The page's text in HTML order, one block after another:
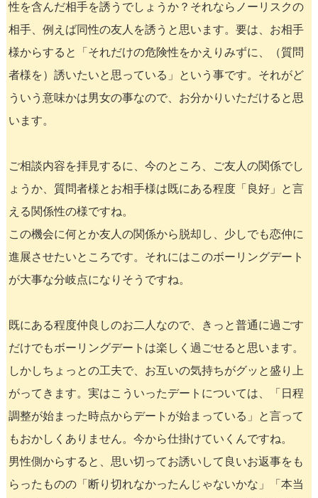
性を含んだ相手を誘うでしょうか？それならノーリスクの
相手、例えば同性の友人を誘うと思います。要は、お相手
様からすると「それだけの危険性をかえりみずに、（質問
者様を）誘いたいと思っている」という事です。それがど
ういう意味かは男女の事なので、お分かりいただけると思
います。
ご相談内容を拝見するに、今のところ、ご友人の関係でし
ょうか、質問者様とお相手様は既にある程度「良好」と言
える関係性の様ですね。
この機会に何とか友人の関係から脱却し、少しでも恋仲に
進展させたいところです。それにはこのボーリングデート
が大事な分岐点になりそうですね。
既にある程度仲良しのお二人なので、きっと普通に過ごす
だけでもボーリングデートは楽しく過ごせると思います。
しかしちょっとの工夫で、お互いの気持ちがグッと盛り上
がってきます。実はこういったデートについては、「日程
調整が始まった時点からデートが始まっている」と言って
もおかしくありません。今から仕掛けていくんですね。
男性側からすると、思い切ってお誘いして良いお返事をも
らったものの「断り切れなかったんじゃないかな」「本当